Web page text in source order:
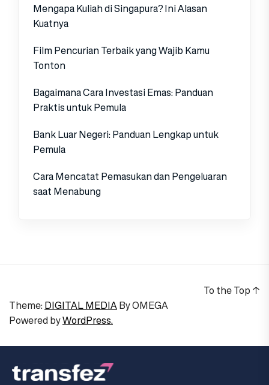
Mengapa Kuliah di Singapura? Ini Alasan
Kuatnya
Film Pencurian Terbaik yang Wajib Kamu
Tonton
Bagaimana Cara Investasi Emas: Panduan
Praktis untuk Pemula
Bank Luar Negeri: Panduan Lengkap untuk
Pemula
Cara Mencatat Pemasukan dan Pengeluaran
saat Menabung
Theme: DIGITAL MEDIAByOMEGA
Powered byWordPress.
To the Top ↑